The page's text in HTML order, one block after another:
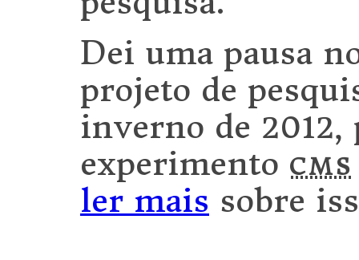
Dei uma pausa
projeto de
inverno de
experimento cms
ler mais sobre